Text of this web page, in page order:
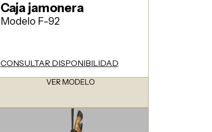
Caja jamonera
Modelo F-92
CONSULTAR DISPONIBILIDAD
VER MODELO